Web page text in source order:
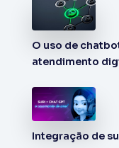
O uso de
atendimento
Integração de